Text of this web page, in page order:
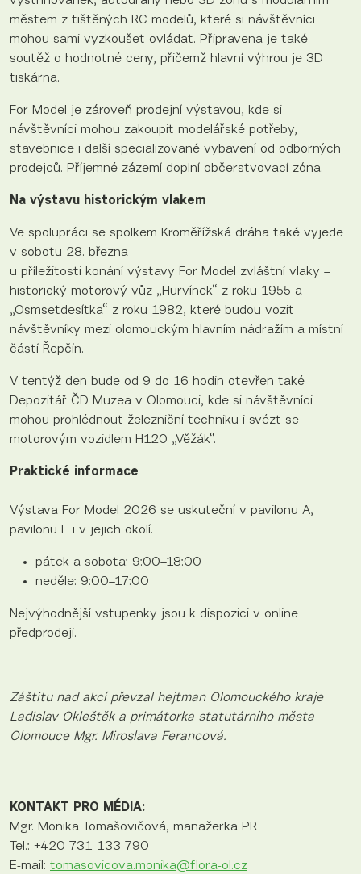
městem z tištěných RC modelů, které si návštěvníci
mohou sami vyzkoušet ovládat. Připravena je také
soutěž o hodnotné ceny, přičemž hlavní výhrou je 3D
tiskárna.
For Model je zároveň prodejní výstavou, kde si
návštěvníci mohou zakoupit modelářské potřeby,
stavebnice i další specializované vybavení od odborných
prodejců. Příjemné zázemí doplní občerstvovací zóna.
Na výstavu historickým vlakem
Ve spolupráci se spolkem Kroměřížská dráha také vyjede
v sobotu 28. března
u příležitosti konání výstavy For Model zvláštní vlaky –
historický motorový vůz „Hurvínek“ z roku 1955 a
„Osmsetdesítka“ z roku 1982, které budou vozit
návštěvníky mezi olomouckým hlavním nádražím a místní
částí Řepčín.
V tentýž den bude od 9 do 16 hodin otevřen také
Depozitář ČD Muzea v Olomouci, kde si návštěvníci
mohou prohlédnout železniční techniku i svézt se
motorovým vozidlem H120 „Věžák“.
Praktické informace
Výstava For Model 2026 se uskuteční v pavilonu A,
pavilonu E i v jejich okolí.
pátek a sobota: 9:00–18:00
neděle: 9:00–17:00
Nejvýhodnější vstupenky jsou k dispozici v online
předprodeji.
Záštitu nad akcí převzal hejtman Olomouckého kraje
Ladislav Okleštěk a primátorka statutárního města
Olomouce Mgr. Miroslava Ferancová.
KONTAKT PRO MÉDIA:
Mgr. Monika Tomašovičová, manažerka PR
Tel.: +420 731 133 790
E-mail: tomasovicova.monika@flora-ol.cz